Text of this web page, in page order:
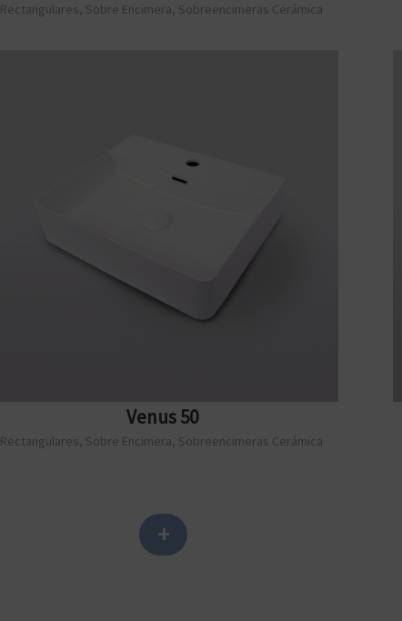
Rectangulares, Sobre Encimera, Sobreencimeras Cerámica
Venus 50
Rectangulares, Sobre Encimera, Sobreencimeras Cerámica
+